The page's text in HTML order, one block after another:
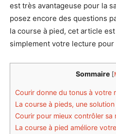
est très avantageuse pour la
posez encore des questions
la course à pied, cet article
simplement votre lecture pour
Sommaire [
Courir donne du tonus à votre
La course à pieds, une
Courir pour mieux contrôler sa
La course à pied améliore